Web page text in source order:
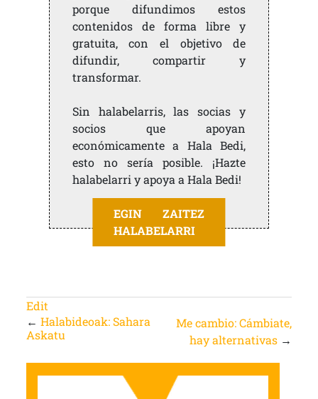
porque difundimos estos
contenidos de forma libre y
gratuita, con el objetivo de
difundir, compartir y
transformar.
Sin halabelarris, las socias y
socios que apoyan
económicamente a Hala Bedi,
esto no sería posible. ¡Hazte
halabelarri y apoya a Hala Bedi!
EGIN ZAITEZ
HALABELARRI
Edit
← Halabideoak: Sahara
Askatu
Me cambio: Cámbiate,
hay alternativas →